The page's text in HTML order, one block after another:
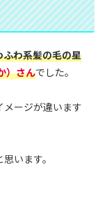
ふわ系髪の毛の星
）さんでした。
ージが違います
います。